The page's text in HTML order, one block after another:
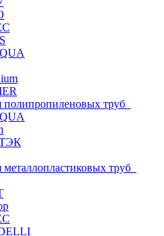
труб
труб